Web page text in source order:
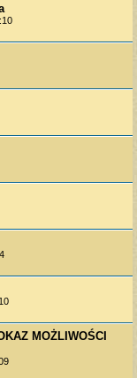
MOŻLIWOŚCI